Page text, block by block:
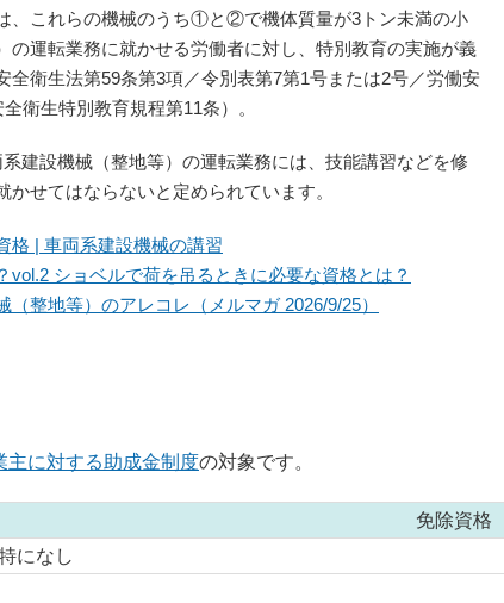
、これらの機械のうち①と②で機体質量が3トン未満の小
の運転業務に就かせる労働者に対し、特別教育の実施が義
全衛生法第59条第3項／令別表第7第1号または2号／労働安
衛生特別教育規程第11条）。
建設機械（整地等）の運転業務には、技能講習などを修
せてはならないと定められています。
格 | 車両系建設機械の講習
vol.2 ショベルで荷を吊るときに必要な資格とは？
（整地等）のアレコレ（メルマガ 2026/9/25）
主に対する助成金制度の対象です。
免除資格
になし